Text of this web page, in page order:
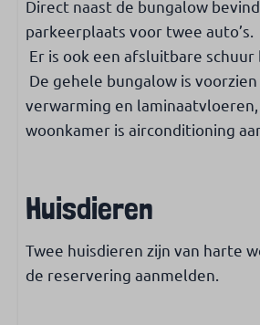
Direct naast de bungalow
parkeerplaats voor twee auto’s.
Er is ook een afsluitbare schuur
De gehele bungalow is
verwarming en laminaatvloeren,
woonkamer is airconditioning
Huisdieren
Twee huisdieren zijn van harte
de reservering aanmelden.